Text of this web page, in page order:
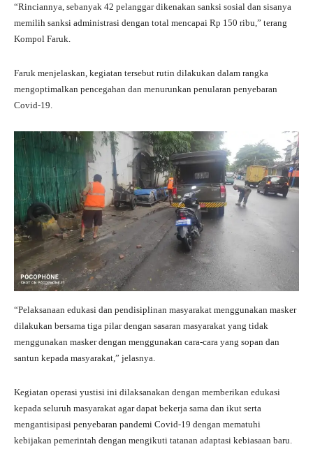
“Rinciannya, sebanyak 42 pelanggar dikenakan sanksi sosial dan sisanya
memilih sanksi administrasi dengan total mencapai Rp 150 ribu,” terang
Kompol Faruk.
Faruk menjelaskan, kegiatan tersebut rutin dilakukan dalam rangka
mengoptimalkan pencegahan dan menurunkan penularan penyebaran
Covid-19.
“Pelaksanaan edukasi dan pendisiplinan masyarakat menggunakan masker
dilakukan bersama tiga pilar dengan sasaran masyarakat yang tidak
menggunakan masker dengan menggunakan cara-cara yang sopan dan
santun kepada masyarakat,” jelasnya.
Kegiatan operasi yustisi ini dilaksanakan dengan memberikan edukasi
kepada seluruh masyarakat agar dapat bekerja sama dan ikut serta
mengantisipasi penyebaran pandemi Covid-19 dengan mematuhi
kebijakan pemerintah dengan mengikuti tatanan adaptasi kebiasaan baru.